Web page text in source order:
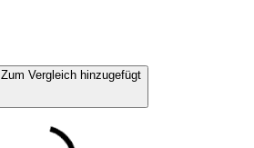
Zum Vergleich hinzugefügt